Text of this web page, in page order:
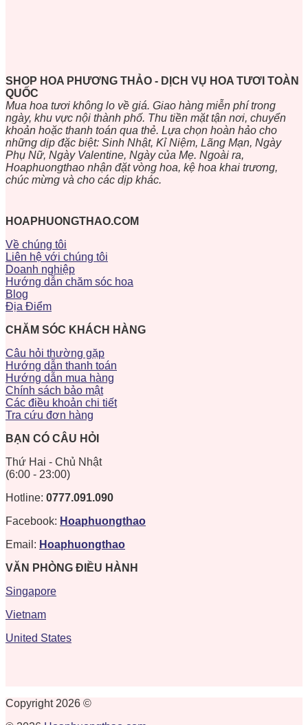
SHOP HOA PHƯƠNG THẢO - DỊCH VỤ HOA TƯƠI TOÀN
QUỐC
Mua hoa tươi không lo về giá. Giao hàng miễn phí trong
ngày, khu vực nội thành phố. Thu tiền mặt tận nơi, chuyển
khoản hoặc thanh toán qua thẻ. Lựa chọn hoàn hảo cho
những dịp đặc biệt: Sinh Nhật, Kỉ Niệm, Lãng Mạn, Ngày
Phụ Nữ, Ngày Valentine, Ngày của Mẹ. Ngoài ra,
Hoaphuongthao nhận đặt vòng hoa, kệ hoa khai trương,
chúc mừng và cho các dịp khác.
HOAPHUONGTHAO.COM
Về chúng tôi
Liên hệ với chúng tôi
Doanh nghiệp
Hướng dẫn chăm sóc hoa
Blog
Địa Điểm
CHĂM SÓC KHÁCH HÀNG
Câu hỏi thường gặp
Hướng dẫn thanh toán
Hướng dẫn mua hàng
Chính sách bảo mật
Các điều khoản chi tiết
Tra cứu đơn hàng
BẠN CÓ CÂU HỎI
Thứ Hai - Chủ Nhật
(6:00 - 23:00)
Hotline: 0777.091.090
Facebook: Hoaphuongthao
Email: Hoaphuongthao
VĂN PHÒNG ĐIỀU HÀNH
Singapore
Vietnam
United States
Copyright 2026 ©